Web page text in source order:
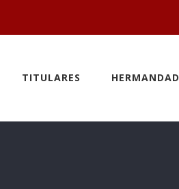
TITULARES HERMANDAD